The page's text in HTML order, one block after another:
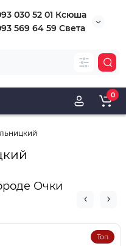
030 52 01 Ксюша
569 64 59 Света
0
Очки
Топ